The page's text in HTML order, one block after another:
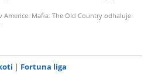
Americe. Mafia: The Old Country odhaluje
Fortuna liga